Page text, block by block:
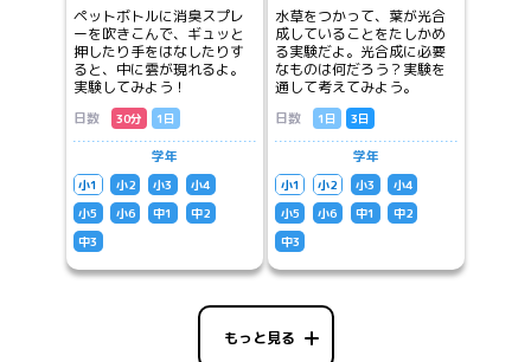
ペットボトルに消臭スプレ
ーを吹きこんで、ギュッと
押したり手をはなしたりす
ると、中に雲が現れるよ。
実験してみよう！
日数 30分 1日
学年
小1 小2 小3
小4
小5
小6 中1
中2
中3
水草をつかって、葉が光合
成していることをたしかめ
る実験だよ。光合成に必要
なものは何だろう？実験を
通して考えてみよう。
日数 1日 3日
学年
小1 小2 小3
小4
小5
小6 中1
中2
中3
もっと見る